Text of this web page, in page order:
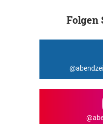
Folgen